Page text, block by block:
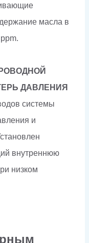
масла в
ДАВЛЕНИЯ
системы
и
внутреннюю
низком